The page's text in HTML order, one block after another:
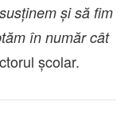
și să fim
în număr cât
școlar.